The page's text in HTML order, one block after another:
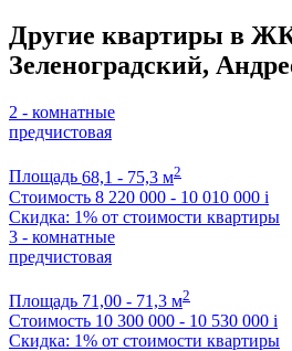
Другие квартиры в
Зеленоградский,
2 - комнатные
предчистовая
Площадь 68,1 - 75,3 м2
Стоимость 8 220 000 - 10 010 000 i
Скидка: 1% от стоимости квартиры
3 - комнатные
предчистовая
Площадь 71,00 - 71,3 м2
Стоимость 10 300 000 - 10 530 000 i
Скидка: 1% от стоимости квартиры